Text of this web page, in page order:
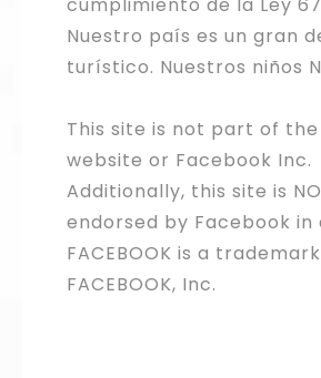
Nuestro país es un gran
turístico. Nuestros niños
This site is not part of
website or Facebook Inc.
Additionally, this site is
endorsed by Facebook in
FACEBOOK is a
FACEBOOK, Inc.